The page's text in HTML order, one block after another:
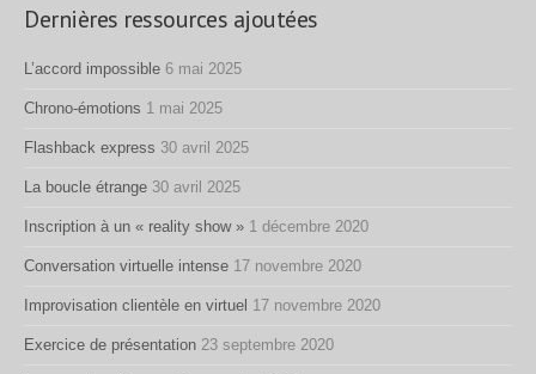
Dernières ressources ajoutées
L’accord impossible 6 mai 2025
Chrono-émotions 1 mai 2025
Flashback express 30 avril 2025
La boucle étrange 30 avril 2025
Inscription à un « reality show » 1 décembre 2020
Conversation virtuelle intense 17 novembre 2020
Improvisation clientèle en virtuel 17 novembre 2020
Exercice de présentation 23 septembre 2020